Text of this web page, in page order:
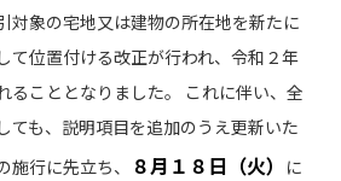
対象の宅地又は建物の所在地を新たに
て位置付ける改正が行われ、令和２年
ることとなりました。 これに伴い、全
ても、説明項目を追加のうえ更新いた
行に先立ち、
８月１８日（火）
に